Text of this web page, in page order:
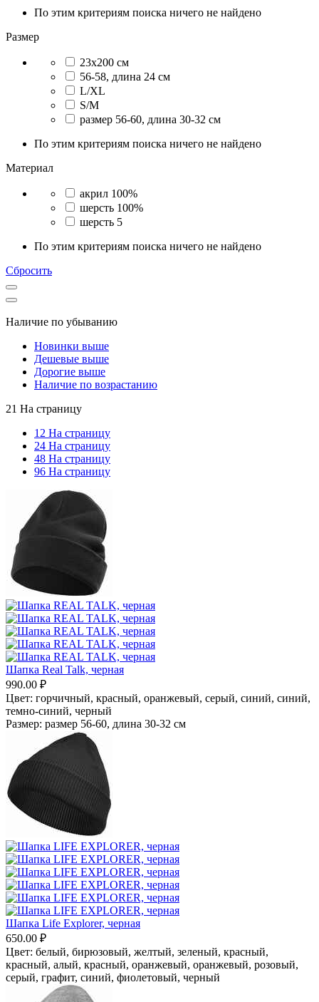
По этим критериям поиска ничего не найдено
Размер
23х200 см
56-58, длина 24 см
L/XL
S/M
размер 56-60, длина 30-32 см
По этим критериям поиска ничего не найдено
Материал
акрил 100%
шерсть 100%
шерсть 5
По этим критериям поиска ничего не найдено
Сбросить
Наличие по убыванию
Новинки выше
Дешевые выше
Дорогие выше
Наличие по возрастанию
21 На страницу
12 На страницу
24 На страницу
48 На страницу
96 На страницу
Шапка Real Talk, черная
990.00 ₽
Цвет: горчичный, красный, оранжевый, серый, синий, синий,
темно-синий, черный
Размер: размер 56-60, длина 30-32 см
Шапка Life Explorer, черная
650.00 ₽
Цвет: белый, бирюзовый, желтый, зеленый, красный,
красный, алый, красный, оранжевый, оранжевый, розовый,
серый, графит, синий, фиолетовый, черный